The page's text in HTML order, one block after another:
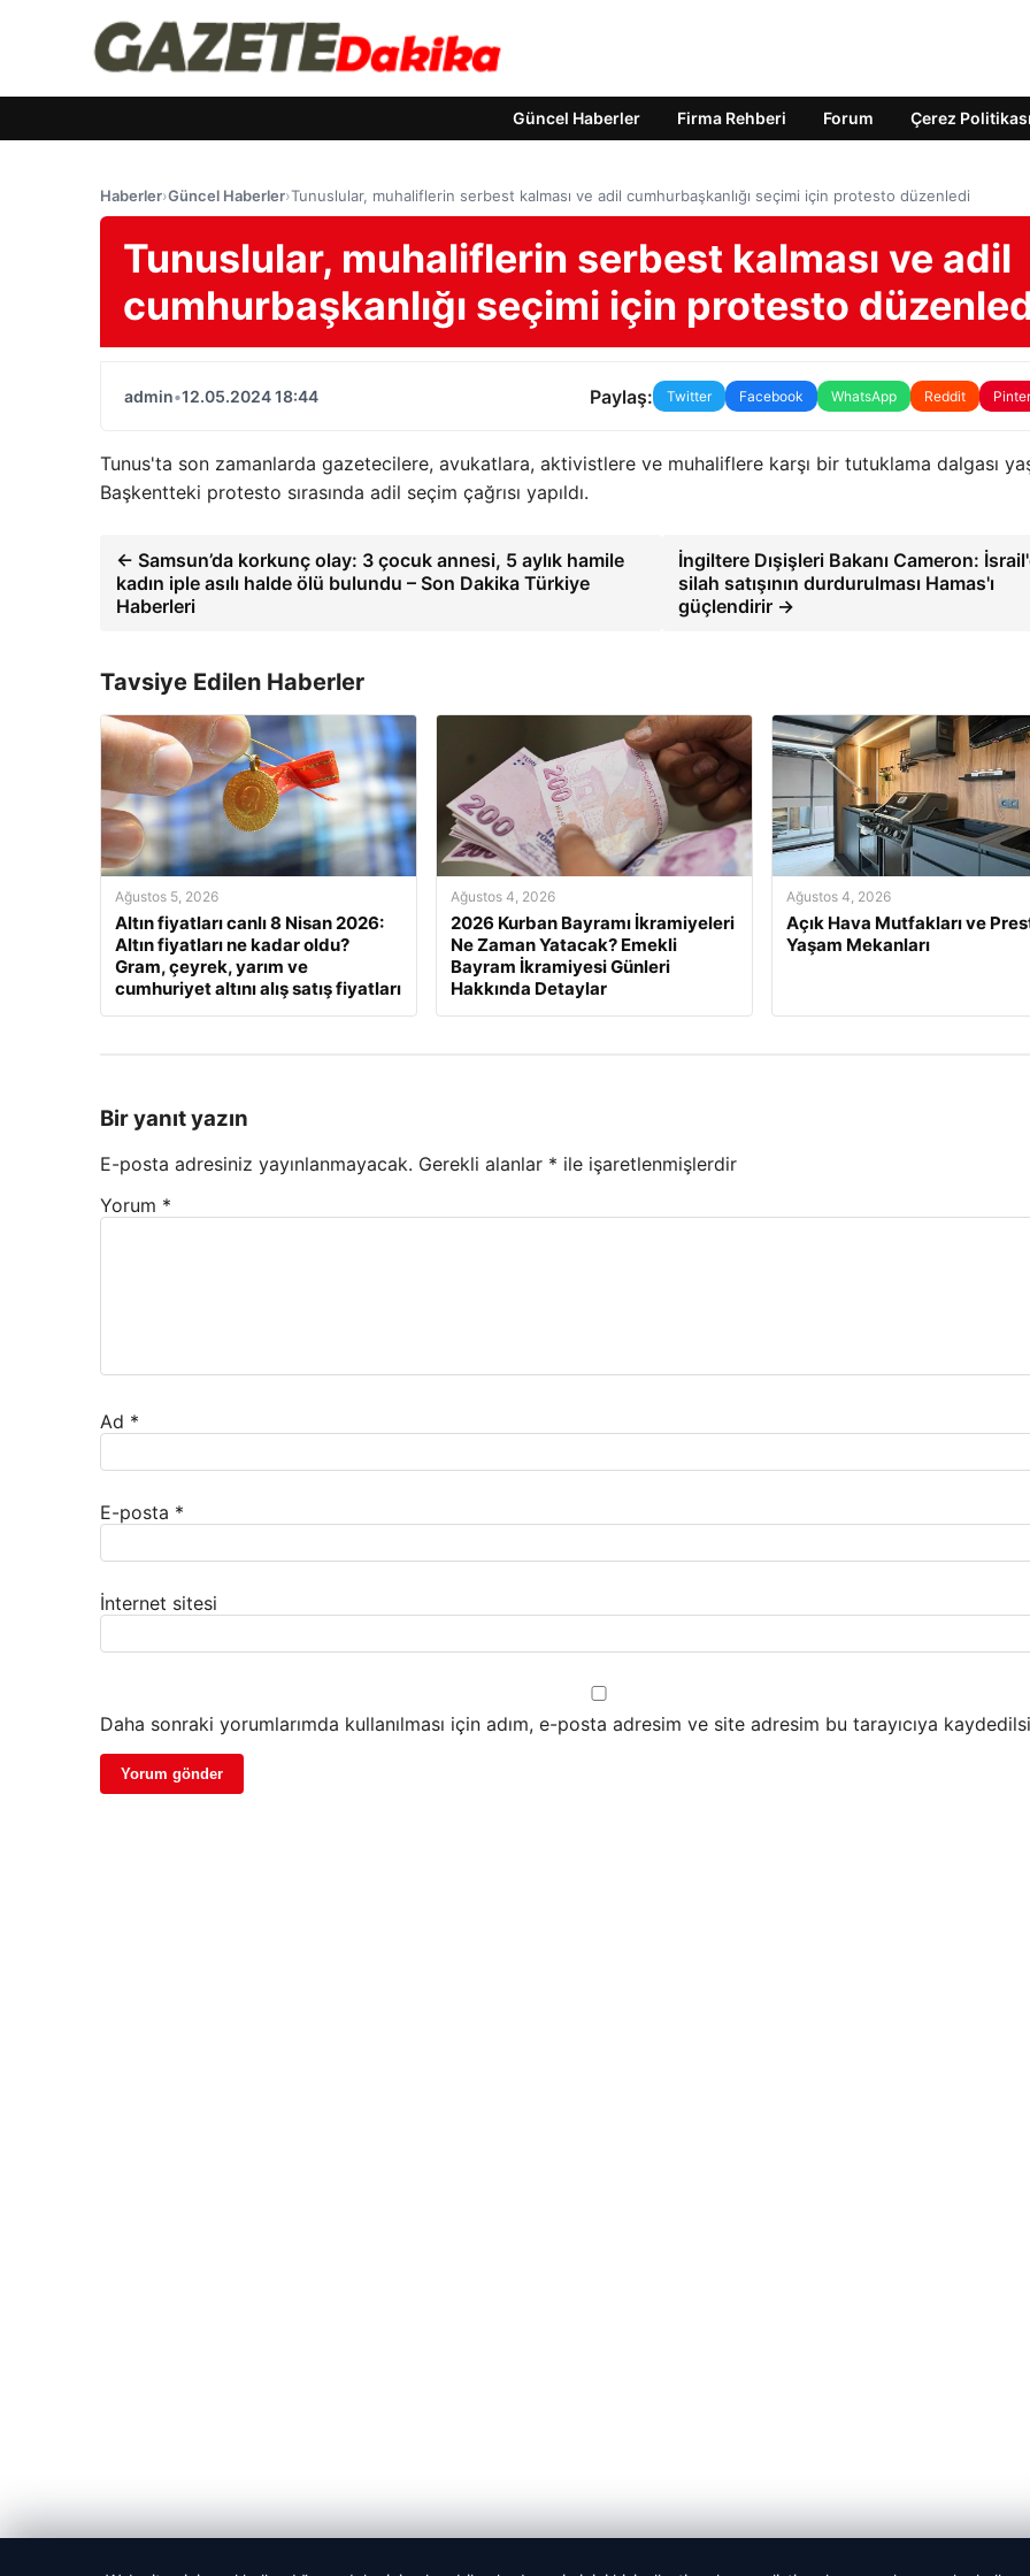
Güncel Haberler Firma Rehberi Forum Çerez Politikası
Haberler›Güncel Haberler›Tunuslular, muhaliflerin serbest kalması ve adil cumhurbaşkanlığı seçimi için protesto düzenledi
Tunuslular, muhaliflerin serbest kalması ve adil
cumhurbaşkanlığı seçimi için protesto
admin•12.05.2024 18:44 Paylaş: Twitter Facebook WhatsApp Reddit
Tunus'ta son zamanlarda gazetecilere, avukatlara, aktivistlere ve muhaliflere karşı bir tutuklama dalgası
Başkentteki protesto sırasında adil seçim çağrısı yapıldı.
← Samsun’da korkunç olay: 3 çocuk annesi, 5 aylık hamile
kadın iple asılı halde ölü bulundu – Son Dakika Türkiye
Haberleri
İngiltere Dışişleri Bakanı Cameron:
silah satışının durdurulması Hamas'ı
güçlendirir →
Tavsiye Edilen Haberler
Ağustos 5, 2026
Altın fiyatları canlı 8 Nisan 2026:
Altın fiyatları ne kadar oldu?
Gram, çeyrek, yarım ve
cumhuriyet altını alış satış fiyatları
Ağustos 4, 2026
2026 Kurban Bayramı İkramiyeleri
Ne Zaman Yatacak? Emekli
Bayram İkramiyesi Günleri
Hakkında Detaylar
Ağustos 4, 2026
Açık Hava Mutfakları ve
Yaşam Mekanları
Bir yanıt yazın
E-posta adresiniz yayınlanmayacak. Gerekli alanlar * ile işaretlenmişlerdir
Yorum *
Ad *
E-posta *
İnternet sitesi
Daha sonraki yorumlarımda kullanılması için adım, e-posta adresim ve site adresim bu tarayıcıya